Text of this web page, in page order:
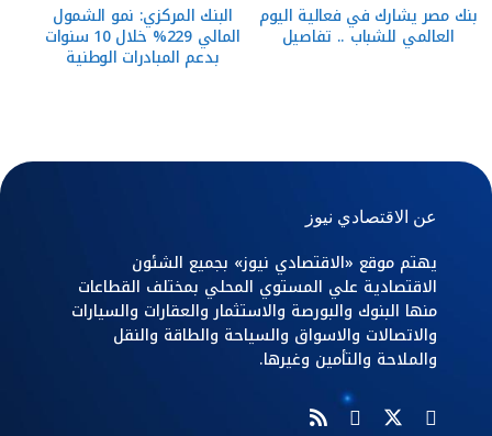
بنك مصر يشارك في فعالية اليوم
العالمي للشباب .. تفاصيل
البنك المركزي: نمو الشمول
المالي 229% خلال 10 سنوات
بدعم المبادرات الوطنية
عن الاقتصادي نيوز
يهتم موقع «الاقتصادي نيوز» بجميع الشئون
الاقتصادية علي المستوي المحلي بمختلف القطاعات
منها البنوك والبورصة والاستثمار والعقارات والسيارات
والاتصالات والاسواق والسياحة والطاقة والنقل
والملاحة والتأمين وغيرها.